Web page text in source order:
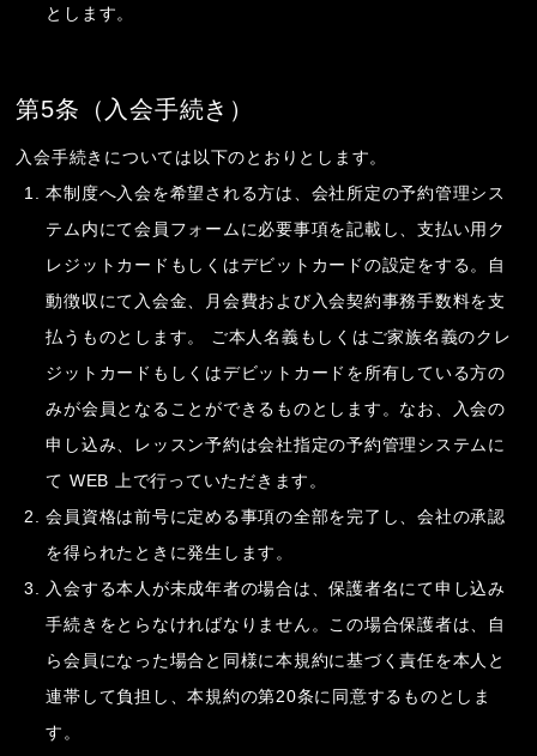
とします。
第5条（入会手続き）
入会手続きについては以下のとおりとします。
本制度へ入会を希望される方は、会社所定の予約管理シス
テム内にて会員フォームに必要事項を記載し、支払い用ク
レジットカードもしくはデビットカードの設定をする。自
動徴収にて入会金、月会費および入会契約事務手数料を支
払うものとします。 ご本人名義もしくはご家族名義のクレ
ジットカードもしくはデビットカードを所有している方の
みが会員となることができるものとします。なお、入会の
申し込み、レッスン予約は会社指定の予約管理システムに
て WEB 上で行っていただきます。
会員資格は前号に定める事項の全部を完了し、会社の承認
を得られたときに発生します。
入会する本人が未成年者の場合は、保護者名にて申し込み
手続きをとらなければなりません。この場合保護者は、自
ら会員になった場合と同様に本規約に基づく責任を本人と
連帯して負担し、本規約の第20条に同意するものとしま
す。